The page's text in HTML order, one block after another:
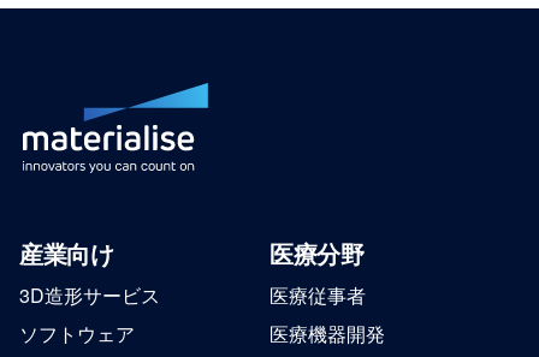
産業向け
3D造形サービス
ソフトウェア
医療分野
医療従事者
医療機器開発